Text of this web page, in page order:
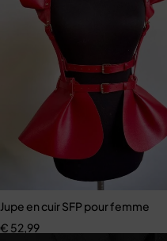
Jupe en cuir SFP pour femme
€ 52,99